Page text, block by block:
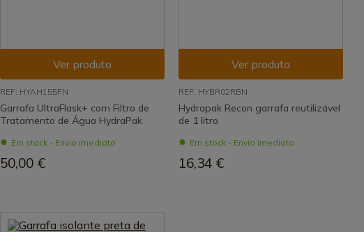
Ver produto
REF: HYAH155FN
Garrafa UltraFlask+ com Filtro de
Tratamento de Água HydraPak
Em stock - Envio imediato
50,00 €
Ver produto
REF: HYBR02RBN
Hydrapak Recon garrafa reutilizável
de 1 litro
Em stock - Envio imediato
16,34 €